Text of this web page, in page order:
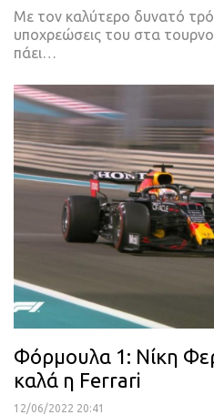
Με τον καλύτερο δυνατό
υποχρεώσεις του στα
πάει…
Φόρμουλα 1: Νίκη
καλά η Ferrari
12/06/2022 20:41